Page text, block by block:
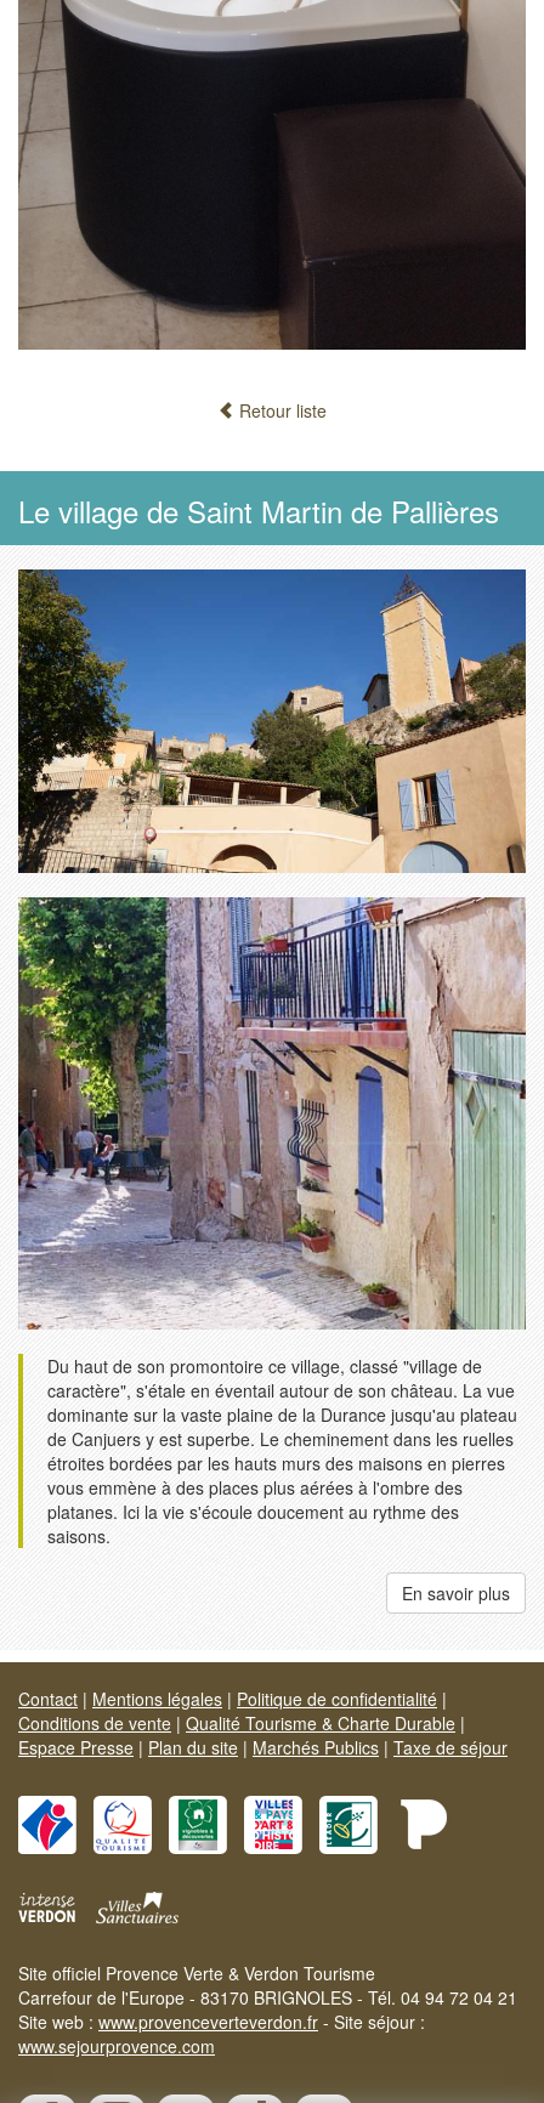
Retour liste
Le village de Saint Martin de Pallières
Du haut de son promontoire ce village, classé "village de
caractère", s'étale en éventail autour de son château. La vue
dominante sur la vaste plaine de la Durance jusqu'au plateau
de Canjuers y est superbe. Le cheminement dans les ruelles
étroites bordées par les hauts murs des maisons en pierres
vous emmène à des places plus aérées à l'ombre des
platanes. Ici la vie s'écoule doucement au rythme des
saisons.
En savoir plus
Contact | Mentions légales | Politique de confidentialité |
Conditions de vente | Qualité Tourisme & Charte Durable |
Espace Presse | Plan du site | Marchés Publics | Taxe de séjour
Site officiel Provence Verte & Verdon Tourisme
Carrefour de l'Europe - 83170 BRIGNOLES - Tél. 04 94 72 04 21
Site web : www.provenceverteverdon.fr - Site séjour :
www.sejourprovence.com